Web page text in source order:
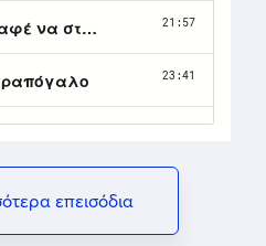
επεισόδια